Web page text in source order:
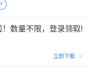
数量不限，登录领取!
立即下载